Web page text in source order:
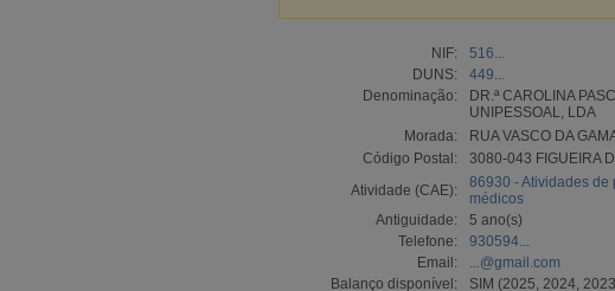
NIF:
516...
DUNS:
449...
Denominação:
DR.ª CAROLINA
UNIPESSOAL, LDA
Morada:
RUA VASCO DA
Código Postal:
3080-043 FIGUEIRA
Atividade (CAE):
86930 - Atividades de
médicos
Antiguidade:
5 ano(s)
Telefone:
930594...
Email:
...@gmail.com
Balanço disponível:
SIM (2025, 2024,